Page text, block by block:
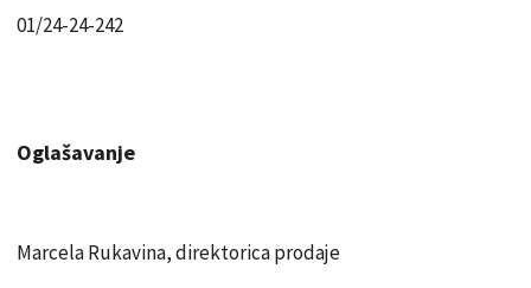
01/24-24-242
Oglašavanje
Marcela Rukavina, direktorica prodaje